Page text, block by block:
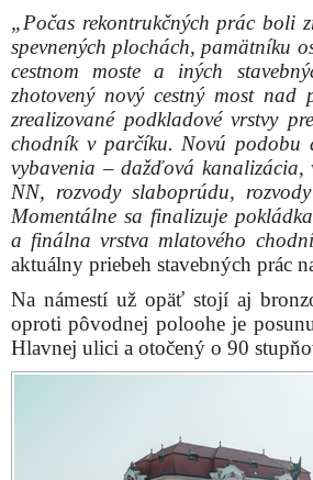
„Počas rekontrukčných prác boli
spevnených plochách, pamätníku
cestnom moste a iných
zhotovený nový cestný most
zrealizované podkladové vrstvy
chodník v parčíku. Novú podobu
vybavenia – dažďová
NN, rozvody slaboprúdu,
Momentálne sa finalizuje
a finálna vrstva mlatového
aktuálny priebeh stavebných prác
Na námestí už opäť stojí aj
oproti pôvodnej poloohe je
Hlavnej ulici a otočený o 90